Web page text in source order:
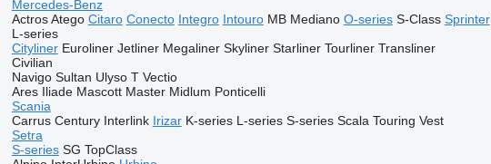
Mercedes-Benz
Actros Atego Citaro Conecto Integro Intouro MB Mediano O-series S-Class Sprinter
L-series
Cityliner Euroliner Jetliner Megaliner Skyliner Starliner Tourliner Transliner
Civilian
Navigo Sultan Ulyso T Vectio
Ares Iliade Mascott Master Midlum Ponticelli
Scania
Carrus Century Interlink Irizar K-series L-series S-series Scala Touring Vest
Setra
S-series SG TopClass